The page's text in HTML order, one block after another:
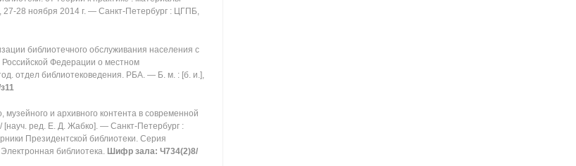
27-28 ноября 2014 г. — Санкт-Петербург : ЦГПБ,
библиотечного обслуживания населения с
Федерации о местном
отдел библиотековедения. РБА. — Б. м. : [б. и.],
музейного и архивного контента в современной
ред. Е. Д. Жабко]. — Санкт-Петербург :
Президентской библиотеки. Серия
библиотека. Шифр зала: Ч734(2)8/